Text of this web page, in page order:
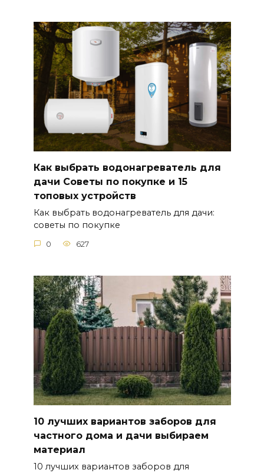
Как выбрать водонагреватель для
дачи Советы по покупке и 15
топовых устройств
Как выбрать водонагреватель для дачи:
советы по покупке
0 627
10 лучших вариантов заборов для
частного дома и дачи выбираем
материал
10 лучших вариантов заборов для